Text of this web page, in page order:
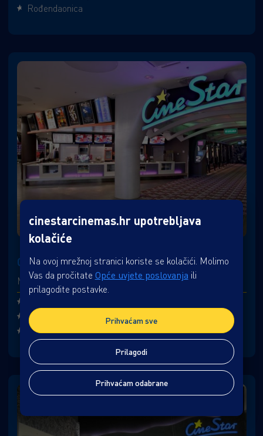
Rođendaonica
CINESTAR ZADAR
Murvička 1, City Galleria, 23000 Zadar
980 mjesta
Rođendaonica
cinestarcinemas.hr upotrebljava
kolačiće
Na ovoj mrežnoj stranici koriste se kolačići. Molimo
Vas da pročitate Opće uvjete poslovanja ili
prilagodite postavke.
Prihvaćam odabrane
Prilagodi
Prihvaćam sve